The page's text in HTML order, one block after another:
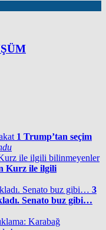
1 Trump’tan seçim
Kurz ile ilgili
3
Senato buz gibi…